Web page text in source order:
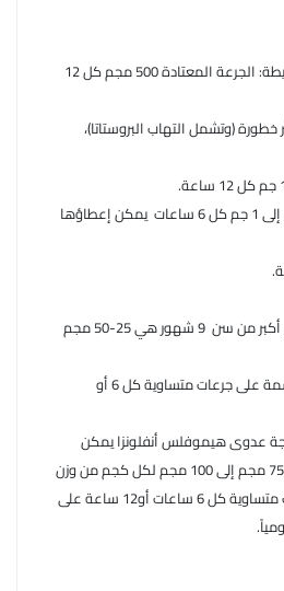
- عدوى الجهاز البولي البسيطة: الجرعة المعتادة 500 مجم كل 12
(وتشمل التهاب البروستاتا)،
- الجرعات الكبيرة التي تصل إلى 1 جم كل 6 ساعات يمكن إعطاؤها
- الجرعة المعتادة للأطفال أكبر من سن 9 شهور هي 25-50 مجم
وزن الجسم في اليوم مقسمة على جرعات متساوية كل 6 أو
عدوى هيموفلس أنفلونزا يمكن
إعطاء جرعات مقدارها من 75 مجم إلى 100 مجم لكل كجم من وزن
الجسم في اليوم على فترات متساوية كل 6 ساعات أو12 ساعة على